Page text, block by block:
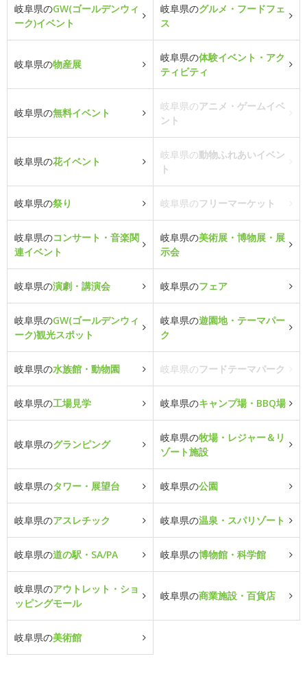
岐阜県のGW(ゴールデンウィ
ーク)イベント
岐阜県のグルメ・フードフェ
ス
岐阜県の物産展
岐阜県の体験イベント・アク
ティビティ
岐阜県の無料イベント
岐阜県のアニメ・ゲームイベ
ント
岐阜県の花イベント
岐阜県の動物ふれあいイベン
ト
岐阜県の祭り 岐阜県のフリーマーケット
岐阜県のコンサート・音楽関
連イベント
岐阜県の美術展・博物展・展
示会
岐阜県の演劇・講演会 岐阜県のフェア
岐阜県のGW(ゴールデンウィ
ーク)観光スポット
岐阜県の遊園地・テーマパー
ク
岐阜県の水族館・動物園 岐阜県のフードテーマパーク
岐阜県の工場見学 岐阜県のキャンプ場・BBQ場
岐阜県のグランピング
岐阜県の牧場・レジャー＆リ
ゾート施設
岐阜県のタワー・展望台 岐阜県の公園
岐阜県のアスレチック 岐阜県の温泉・スパリゾート
岐阜県の道の駅・SA/PA 岐阜県の博物館・科学館
岐阜県のアウトレット・ショ
ッピングモール
岐阜県の商業施設・百貨店
岐阜県の美術館